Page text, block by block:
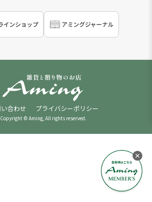
インショップ アミングジャーナル
合わせ プライバシーポリシー
Copyright © Aming, All rights reserved.